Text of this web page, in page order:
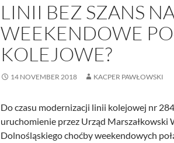
LINII BEZ SZANS
WEEKENDOWE
KOLEJOWE?
14 NOVEMBER 2018 KACPER PAWŁOWSKI
Do czasu modernizacji linii kolejowej nr
uruchomienie przez Urząd Marszałkowski
Dolnośląskiego choćby weekendowych